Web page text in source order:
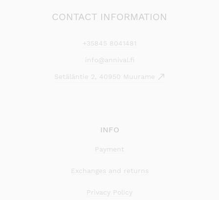
CONTACT INFORMATION
+35845 8041481
info@annival.fi
Setäläntie 2, 40950 Muurame
INFO
Payment
Exchanges and returns
Privacy Policy